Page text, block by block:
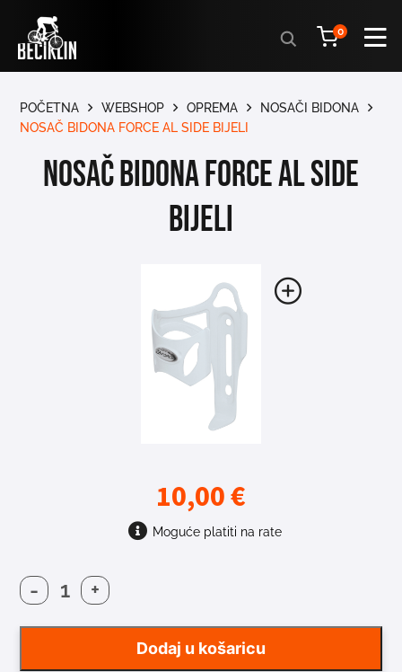
Products
search
0
POČETNA WEBSHOP OPREMA
NOSAČI BIDONA
NOSAČ BIDONA FORCE AL SIDE BIJELI
NOSAČ BIDONA FORCE AL SIDE
BIJELI
10,00€
Moguće platiti na rate
-
NOSAČ
BIDONA
FORCE
+
Dodaj u košaricu